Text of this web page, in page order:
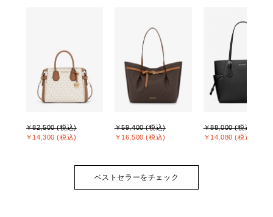
￥82,500 (税込)
￥14,300 (税込)
￥59,400 (税込)
￥16,500 (税込)
￥88,000 (税込)
￥14,080 (税込)
ベストセラーをチェック